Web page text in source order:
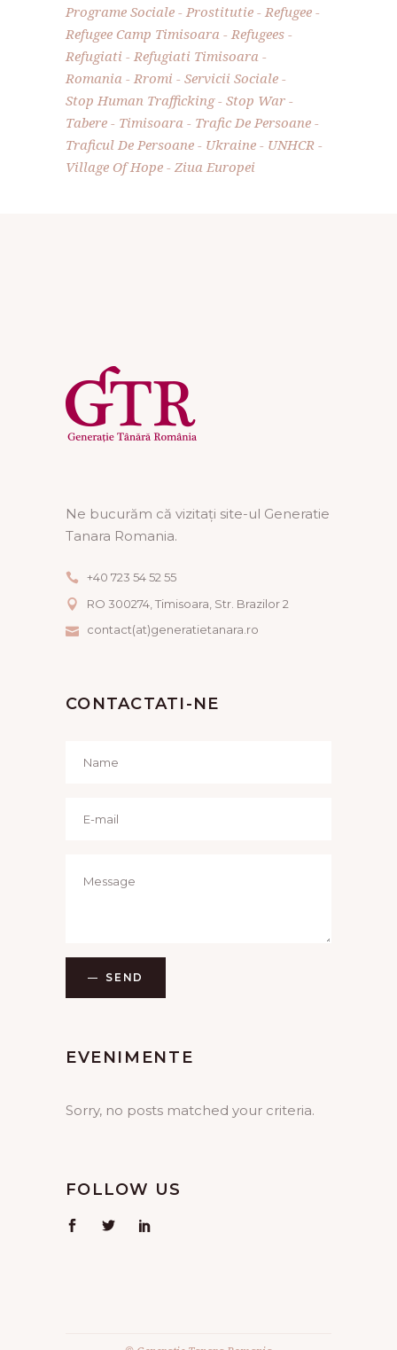
Programe Sociale
Prostitutie
Refugee
Refugee Camp Timisoara
Refugees
Refugiati
Refugiati Timisoara
Romania
Rromi
Servicii Sociale
Stop Human Trafficking
Stop War
Tabere
Timisoara
Trafic De Persoane
Traficul De Persoane
Ukraine
UNHCR
Village Of Hope
Ziua Europei
Ne bucurăm că vizitați site-ul Generatie
Tanara Romania.
+40 723 54 52 55
RO 300274, Timisoara, Str. Brazilor 2
contact(at)generatietanara.ro
CONTACTATI-NE
SEND
EVENIMENTE
Sorry, no posts matched your criteria.
FOLLOW US